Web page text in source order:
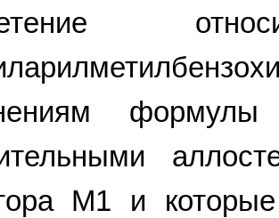
M1 и